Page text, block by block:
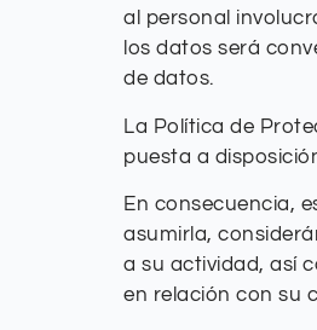
al personal
los datos será
de datos.
La Política de
puesta a
En consecuencia,
asumirla,
a su actividad, así
en relación con su